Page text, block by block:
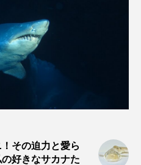
イトギンポ
フアザラシ
サクラダンゴウオ
その迫力と愛ら
好きなサカナた